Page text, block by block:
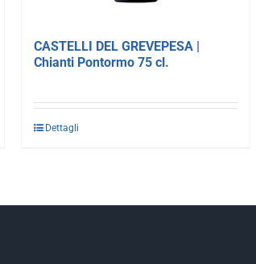
CASTELLI DEL GREVEPESA |
Chianti Pontormo 75 cl.
Dettagli